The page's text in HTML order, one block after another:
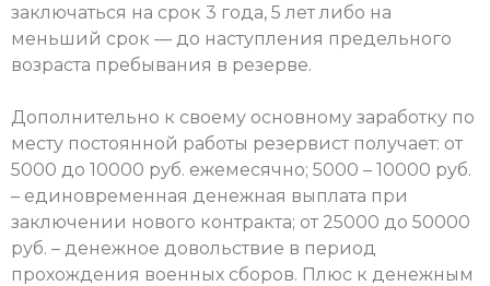
заключаться на срок 3 года, 5 лет либо на
меньший срок — до наступления предельного
возраста пребывания в резерве.
Дополнительно к своему основному заработку по
месту постоянной работы резервист получает: от
5000 до 10000 руб. ежемесячно; 5000 – 10000 руб.
– единовременная денежная выплата при
заключении нового контракта; от 25000 до 50000
руб. – денежное довольствие в период
прохождения военных сборов. Плюс к денежным